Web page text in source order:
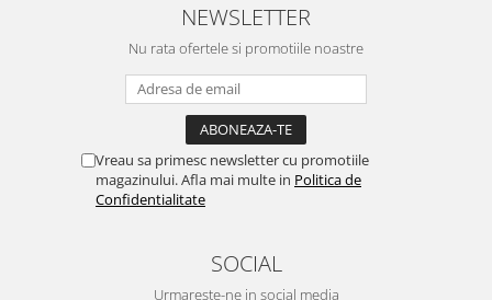
NEWSLETTER
Nu rata ofertele si promotiile noastre
Vreau sa primesc newsletter cu promotiile
magazinului. Afla mai multe in Politica de
Confidentialitate
SOCIAL
Urmareste-ne in social media